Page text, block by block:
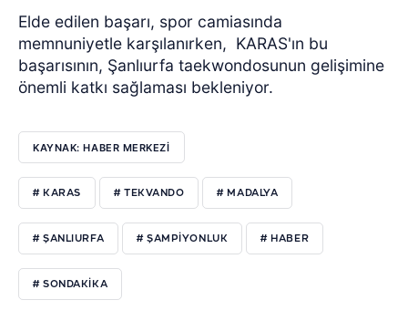
Elde edilen başarı, spor camiasında
memnuniyetle karşılanırken, KARAS'ın bu
başarısının, Şanlıurfa taekwondosunun gelişimine
önemli katkı sağlaması bekleniyor.
KAYNAK: HABER MERKEZI
# KARAS # TEKVANDO # MADALYA
# ŞANLIURFA # ŞAMPIYONLUK # HABER
# SONDAKIKA